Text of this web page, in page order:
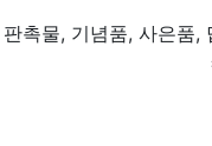
판촉물, 기념품, 사은품,